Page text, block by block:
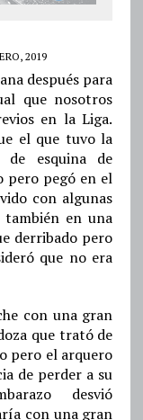
2019
después para
que nosotros
en la Liga.
el que tuvo la
esquina de
pero pegó en el
con algunas
también en una
derribado pero
que no era
con una gran
que trató de
pero el arquero
de perder a su
desvió
con una gran